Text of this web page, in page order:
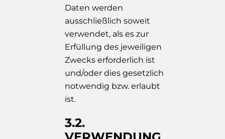
Daten werden
ausschließlich soweit
verwendet, als es zur
Erfüllung des jeweiligen
Zwecks erforderlich ist
und/oder dies gesetzlich
notwendig bzw. erlaubt
ist.
3.2.